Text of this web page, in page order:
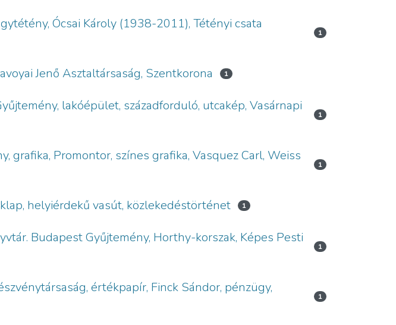
Ócsai Károly (1938-2011), Tétényi csata
1
Jenő Asztaltársaság, Szentkorona 1
lakóépület, századforduló, utcakép, Vasárnapi
1
grafika, Promontor, színes grafika, Vasquez Carl, Weiss
1
helyiérdekű vasút, közlekedéstörténet 1
Budapest Gyűjtemény, Horthy-korszak, Képes Pesti
1
értékpapír, Finck Sándor, pénzügy,
1